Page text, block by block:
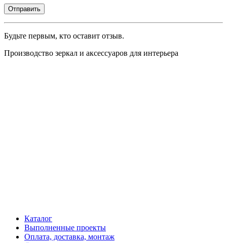
Будьте первым, кто оставит отзыв.
Производство зеркал и аксессуаров для интерьера
Каталог
Выполненные проекты
Оплата, доставка, монтаж